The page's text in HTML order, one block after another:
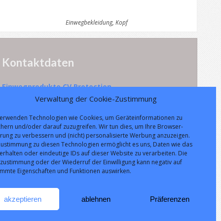
Verwaltung der Cookie-Zustimmung
Technologien wie Cookies, um Geräteinformationen zu
und/oder darauf zuzugreifen. Wir tun dies, um Ihre Browser-
zu verbessern und (nicht) personalisierte Werbung anzuzeigen.
zu diesen Technologien ermöglicht es uns, Daten wie das
oder eindeutige IDs auf dieser Website zu verarbeiten. Die
oder der Wiederruf der Einwilligung kann negativ auf
Eigenschaften und Funktionen auswirken.
akzeptieren ablehnen Präferenzen
Einwegbekleidung, Kopf
Kontaktdaten
Einwegprodukte CV Protection
Parque Empresarial Boroa- Parcela 2A 1B
48340 Amorebieta,Bizkaia,Spain
Tlf.:(+34) 944 52 06 15
Fax: (+34) 944 52 12 39
info@cvprotection.com